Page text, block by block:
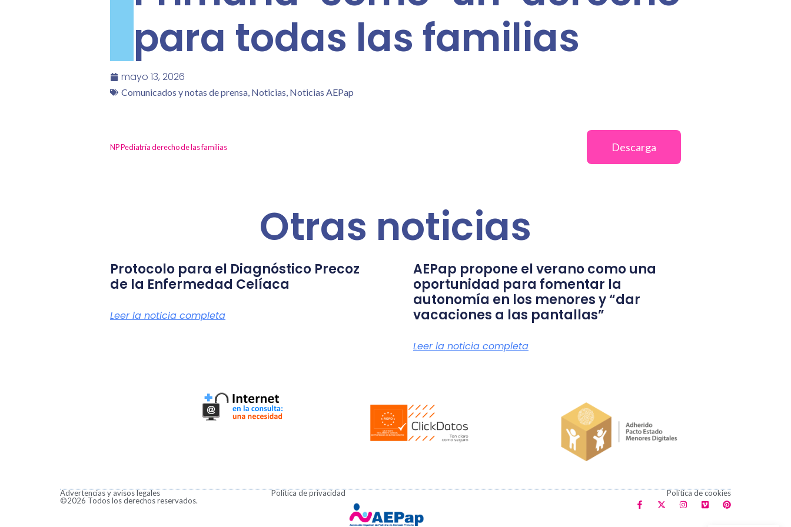
para todas las familias
mayo 13, 2026
Comunicados y notas de prensa, Noticias, Noticias AEPap
NP Pediatría derecho de las familias Descarga
Otras noticias
Protocolo para el Diagnóstico Precoz
de la Enfermedad Celíaca
Leer la noticia completa
AEPap propone el verano como una
oportunidad para fomentar la
autonomía en los menores y “dar
vacaciones a las pantallas”
Leer la noticia completa
Advertencias y avisos legales Política de privacidad
Política de cookies
©2026 Todos los derechos reservados.
F
a
X
-
I
n
V
i
P
i